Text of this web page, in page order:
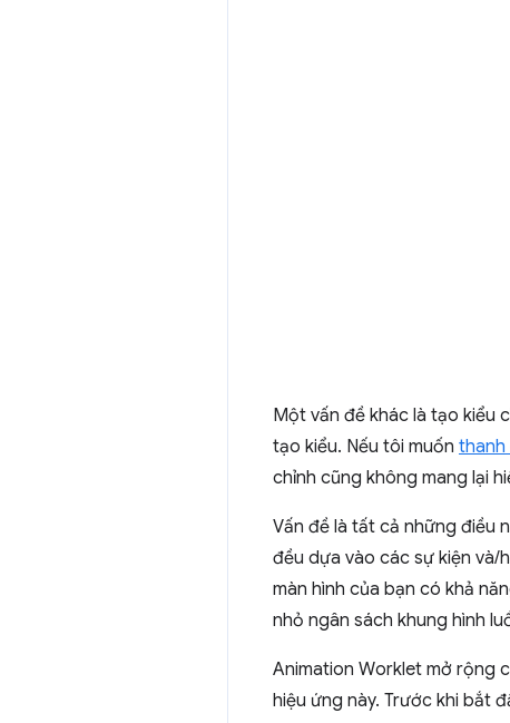
Một vấn đề khác là tạo kiểu
tạo kiểu. Nếu tôi muốn thanh
chỉnh cũng không mang lại
Vấn đề là tất cả những điều
đều dựa vào các sự kiện và/
màn hình của bạn có khả
nhỏ ngân sách khung hình
Animation Worklet mở rộng
hiệu ứng này. Trước khi bắt